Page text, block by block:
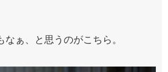
ぁ、と思うのがこちら。